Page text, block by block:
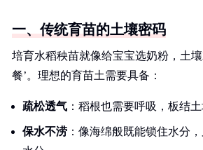
一、传统育苗的土壤密码
培育水稻秧苗就像给宝宝选奶粉，土
餐’。理想的育苗土需要具备：
疏松透气 ：稻根也需要呼吸，板结
保水不涝 ：像海绵般既能锁住水分